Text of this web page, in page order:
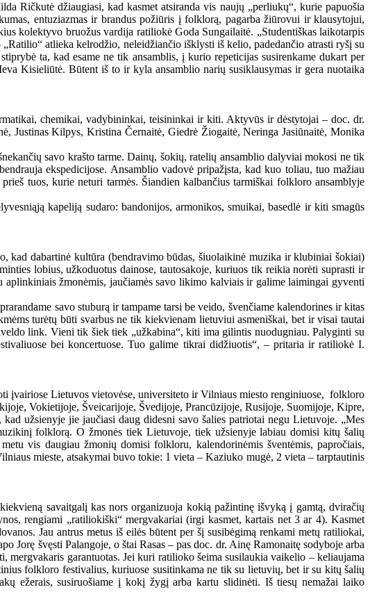
Ričkutė džiaugiasi, kad kasmet atsiranda vis naujų „perliukų“, kurie papuošia
entuziazmas ir brandus požiūris į folklorą, pagarba žiūrovui ir klausytojui,
kolektyvo bruožus vardija ratiliokė Goda Sungailaitė. „Studentiškas laikotarpis
atlieka kelrodžio, neleidžiančio išklysti iš kelio, padedančio atrasti ryšį su
ta, kad esame ne tik ansamblis, į kurio repeticijas susirenkame dukart per
Kisieliūtė. Būtent iš to ir kyla ansamblio narių susiklausymas ir gera nuotaika
chemikai, vadybininkai, teisininkai ir kiti. Aktyvūs ir dėstytojai – doc. dr.
Justinas Kilpys, Kristina Černaitė, Giedrė Žiogaitė, Neringa Jasiūnaitė, Monika
savo krašto tarme. Dainų, šokių, ratelių ansamblio dalyviai mokosi ne tik
ekspedicijose. Ansamblio vadovė pripažįsta, kad kuo toliau, tuo mažiau
tuos, kurie neturi tarmės. Šiandien kalbančius tarmiškai folkloro ansamblyje
kapeliją sudaro: bandonijos, armonikos, smuikai, basedlė ir kiti smagūs
kad dabartinė kultūra (bendravimo būdas, šiuolaikinė muzika ir klubiniai šokiai)
lobius, užkoduotus dainose, tautosakoje, kuriuos tik reikia norėti suprasti ir
žmonėmis, jaučiamės savo likimo kalviais ir galime laimingai gyventi
savo stuburą ir tampame tarsi be veido, švenčiame kalendorines ir kitas
turėtų būti svarbus ne tik kiekvienam lietuviui asmeniškai, bet ir visai tautai
link. Vieni tik šiek tiek „užkabina“, kiti ima gilintis nuodugniau. Palyginti su
bei koncertuose. Tuo galime tikrai didžiuotis“, – pritaria ir ratiliokė I.
įvairiose Lietuvos vietovėse, universiteto ir Vilniaus miesto renginiuose, folkloro
Vokietijoje, Šveicarijoje, Švedijoje, Prancūzijoje, Rusijoje, Suomijoje, Kipre,
užsienyje jie jaučiasi daug didesni savo šalies patriotai negu Lietuvoje. „Mes
folklorą. O žmonės tiek Lietuvoje, tiek užsienyje labiau domisi kitų šalių
vis daugiau žmonių domisi folkloru, kalendorinėmis šventėmis, papročiais,
mieste, atsakymai buvo tokie: 1 vieta – Kaziuko mugė, 2 vieta – tarptautinis
savaitgalį kas nors organizuoja kokią pažintinę išvyką į gamtą, dviračių
rengiami „ratiliokiški“ mergvakariai (irgi kasmet, kartais net 3 ar 4). Kasmet
Jau antrus metus iš eilės būtent per šį susibėgimą renkami metų ratiliokai,
Jorę švęsti Palangoje, o štai Rasas – pas doc. dr. Ainę Ramonaitę sodyboje arba
garantuotas. Jei kuri ratilioko šeima susilaukia vaikelio – keliaujama
folkloro festivalius, kuriuose susitinkama ne tik su lietuvių, bet ir su kitų šalių
ežerais, susiruošiame į kokį žygį arba kartu slidinėti. Iš tiesų nemažai laiko